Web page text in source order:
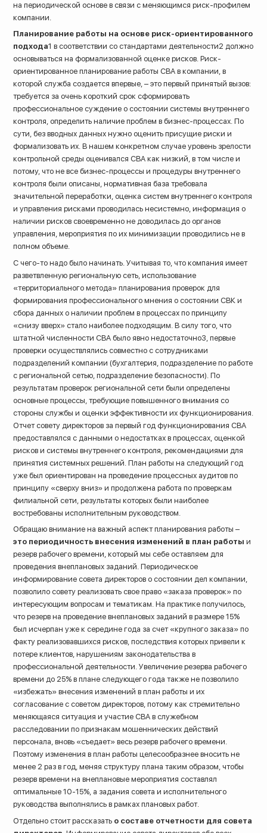
на периодической основе в связи с меняющимся риск-профилем
компании.
Планирование работы на основе риск-ориентированного
подхода1 в соответствии со стандартами деятельности2 должно
основываться на формализованной оценке рисков. Риск-
ориентированное планирование работы СВА в компании, в
которой служба создается впервые, – это первый принятый вызов:
требуется за очень короткий срок сформировать
профессиональное суждение о состоянии системы внутреннего
контроля, определить наличие проблем в бизнес-процессах. По
сути, без вводных данных нужно оценить присущие риски и
формализовать их. В нашем конкретном случае уровень зрелости
контрольной среды оценивался СВА как низкий, в том числе и
потому, что не все бизнес-процессы и процедуры внутреннего
контроля были описаны, нормативная база требовала
значительной переработки, оценка систем внутреннего контроля
и управления рисками проводилась несистемно, информация о
наличии рисков своевременно не доводилась до органов
управления, мероприятия по их минимизации проводились не в
полном объеме.
С чего-то надо было начинать. Учитывая то, что компания имеет
разветвленную региональную сеть, использование
«территориального метода» планирования проверок для
формирования профессионального мнения о состоянии СВК и
сбора данных о наличии проблем в процессах по принципу
«снизу вверх» стало наиболее подходящим. В силу того, что
штатной численности СВА было явно недостаточно3, первые
проверки осуществлялись совместно с сотрудниками
подразделений компании (бухгалтерия, подразделение по работе
с региональной сетью, подразделение безопасности). По
результатам проверок региональной сети были определены
основные процессы, требующие повышенного внимания со
стороны службы и оценки эффективности их функционирования.
Отчет совету директоров за первый год функционирования СВА
предоставлялся с данными о недостатках в процессах, оценкой
рисков и системы внутреннего контроля, рекомендациями для
принятия системных решений. План работы на следующий год
уже был ориентирован на проведение процессных аудитов по
принципу «сверху вниз» и продолжена работа по проверкам
филиальной сети, результаты которых были наиболее
востребованы исполнительным руководством.
Обращаю внимание на важный аспект планирования работы –
это периодичность внесения изменений в план работы и
резерв рабочего времени, который мы себе оставляем для
проведения внеплановых заданий. Периодическое
информирование совета директоров о состоянии дел компании,
позволило совету реализовать свое право «заказа проверок» по
интересующим вопросам и тематикам. На практике получилось,
что резерв на проведение внеплановых заданий в размере 15%
был исчерпан уже к середине года за счет «крупного заказа» по
факту реализовавшихся рисков, последствия которых привели к
потере клиентов, нарушениям законодательства в
профессиональной деятельности. Увеличение резерва рабочего
времени до 25% в плане следующего года также не позволило
«избежать» внесения изменений в план работы и их
согласование с советом директоров, потому как стремительно
меняющаяся ситуация и участие СВА в служебном
расследовании по признакам мошеннических действий
персонала, вновь «съедает» весь резерв рабочего времени.
Поэтому изменения в план работы целесообразнее вносить не
менее 2 раз в год, меняя структуру плана таким образом, чтобы
резерв времени на внеплановые мероприятия составлял
оптимальные 10-15%, а задания совета и исполнительного
руководства выполнялись в рамках плановых работ.
Отдельно стоит рассказать о составе отчетности для совета